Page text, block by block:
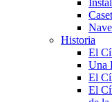
Historia
El
Una
El
El